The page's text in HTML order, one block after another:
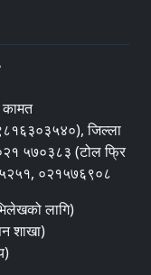
जिल्ला
५७०३८३ (टोल फ्रि
०२१५७६९०८
लागि)
शाखा)